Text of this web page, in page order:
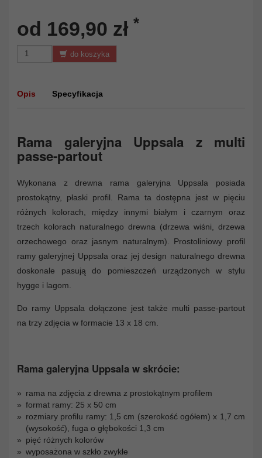
od 169,90 zł *
do koszyka
Opis Specyfikacja
Rama galeryjna Uppsala z multi
passe-partout
Wykonana z drewna rama galeryjna Uppsala posiada
prostokątny, płaski profil. Rama ta dostępna jest w pięciu
różnych kolorach, między innymi białym i czarnym oraz
trzech kolorach naturalnego drewna (drzewa wiśni, drzewa
orzechowego oraz jasnym naturalnym). Prostoliniowy profil
ramy galeryjnej Uppsala oraz jej design naturalnego drewna
doskonale pasują do pomieszczeń urządzonych w stylu
hygge i lagom.
Do ramy Uppsala dołączone jest także multi passe-partout
na trzy zdjęcia w formacie 13 x 18 cm.
Rama galeryjna Uppsala w skrócie:
rama na zdjęcia z drewna z prostokątnym profilem
format ramy: 25 x 50 cm
rozmiary profilu ramy: 1,5 cm (szerokość ogółem) x 1,7 cm
(wysokość), fuga o głębokości 1,3 cm
pięć różnych kolorów
wyposażona w szkło zwykłe